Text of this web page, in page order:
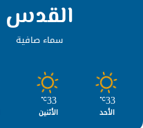
القدس
سماء صافية
33
℃
الأحد
33
℃
الأثنين